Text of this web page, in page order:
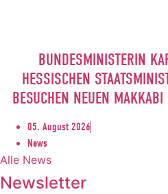
BUNDESMINISTERIN
HESSISCHEN
BESUCHEN NEUEN
05. August 2026
News
Alle News
Newsletter